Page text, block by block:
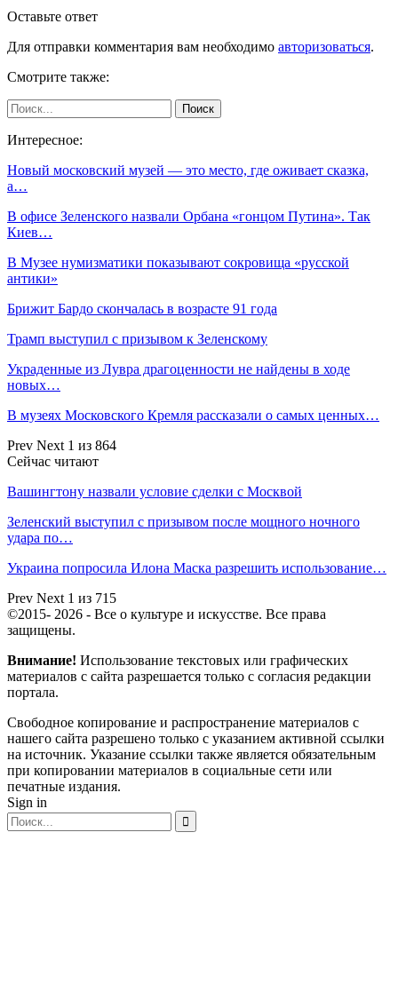
Оставьте ответ
Для отправки комментария вам необходимо авторизоваться.
Смотрите также:
Интересное:
Новый московский музей — это место, где оживает сказка,
а…
В офисе Зеленского назвали Орбана «гонцом Путина». Так
Киев…
В Музее нумизматики показывают сокровища «русской
антики»
Брижит Бардо скончалась в возрасте 91 года
Трамп выступил с призывом к Зеленскому
Украденные из Лувра драгоценности не найдены в ходе
новых…
В музеях Московского Кремля рассказали о самых ценных…
Prev Next 1 из 864
Сейчас читают
Вашингтону назвали условие сделки с Москвой
Зеленский выступил с призывом после мощного ночного
удара по…
Украина попросила Илона Маска разрешить использование…
Prev Next 1 из 715
©2015- 2026 - Все о культуре и искусстве. Все права
защищены.
Внимание! Использование текстовых или графических
материалов с сайта разрешается только c согласия редакции
портала.
Свободное копирование и распространение материалов с
нашего сайта разрешено только с указанием активной ссылки
на источник. Указание ссылки также является обязательным
при копировании материалов в социальные сети или
печатные издания.
Sign in